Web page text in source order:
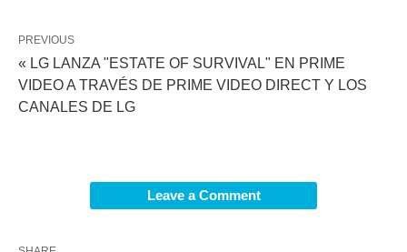
PREVIOUS
« LG LANZA "ESTATE OF SURVIVAL" EN PRIME
VIDEO A TRAVÉS DE PRIME VIDEO DIRECT Y LOS
CANALES DE LG
Leave a Comment